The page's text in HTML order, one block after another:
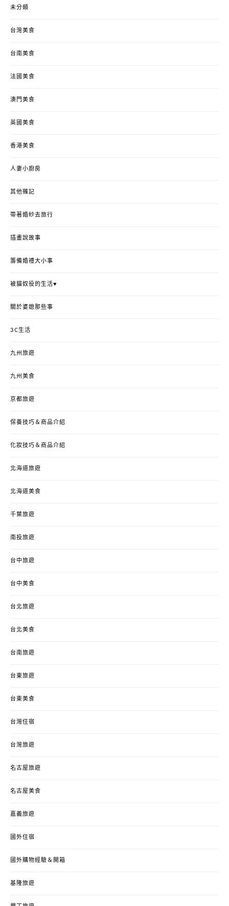
未分類
台灣美食
台南美食
法國美食
澳門美食
英國美食
香港美食
人妻小廚房
其他雜記
帶著婚紗去旅行
插畫說故事
籌備婚禮大小事
被貓奴役的生活♥
關於婆媳那些事
3C生活
九州旅遊
九州美食
京都旅遊
保養技巧＆商品介紹
化妝技巧＆商品介紹
北海道旅遊
北海道美食
千葉旅遊
南投旅遊
台中旅遊
台中美食
台北旅遊
台北美食
台南旅遊
台東旅遊
台東美食
台灣住宿
台灣旅遊
名古屋旅遊
名古屋美食
嘉義旅遊
國外住宿
國外購物經驗＆開箱
基隆旅遊